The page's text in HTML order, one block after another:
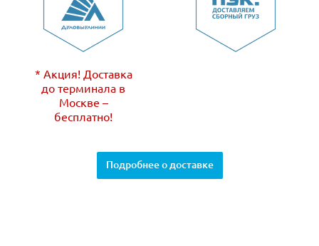
* Акция! Доставка
до терминала в
Москве –
бесплатно!
Подробнее о доставке